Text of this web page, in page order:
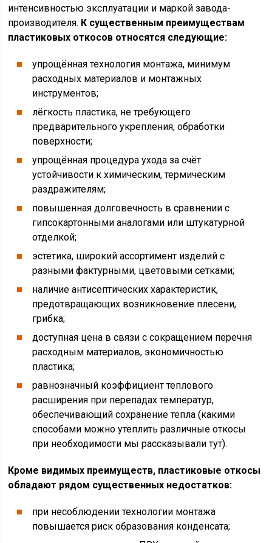
интенсивностью эксплуатации и маркой завода-
производителя. К существенным преимуществам
пластиковых откосов относятся следующие:
упрощённая технология монтажа, минимум
расходных материалов и монтажных
инструментов;
лёгкость пластика, не требующего
предварительного укрепления, обработки
поверхности;
упрощённая процедура ухода за счёт
устойчивости к химическим, термическим
раздражителям;
повышенная долговечность в сравнении с
гипсокартонными аналогами или штукатурной
отделкой;
эстетика, широкий ассортимент изделий с
разными фактурными, цветовыми сетками;
наличие антисептических характеристик,
предотвращающих возникновение плесени,
грибка;
доступная цена в связи с сокращением перечня
расходным материалов, экономичностью
пластика;
равнозначный коэффициент теплового
расширения при перепадах температур,
обеспечивающий сохранение тепла (какими
способами можно утеплить различные откосы
при необходимости мы рассказывали тут).
Кроме видимых преимуществ, пластиковые откосы
обладают рядом существенных недостатков:
при несоблюдении технологии монтажа
повышается риск образования конденсата;